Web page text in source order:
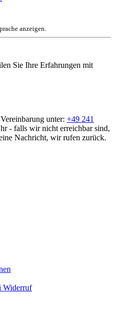
anzeigen.
Sie Ihre Erfahrungen mit
unter: +49 241
- falls wir nicht erreichbar sind,
Nachricht, wir rufen zurück.
Widerruf